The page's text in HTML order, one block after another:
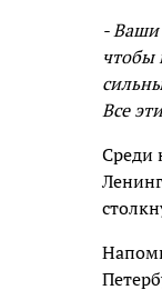
- Ваши
чтобы
Все
Среди